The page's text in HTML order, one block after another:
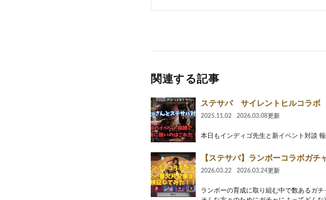
関連する記事
ステサバ サイレントヒルコラボ
2025.11.02 2026.03.08更新
本日もインディゴ先生と新イベント対談
【ステサバ】ランボーコラボガチ
2026.03.22 2026.03.24更新
ランボーの育成に取り組む中で数あるガ